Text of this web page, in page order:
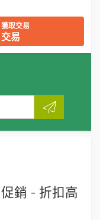
獲取交易
交易
銷 - 折扣高